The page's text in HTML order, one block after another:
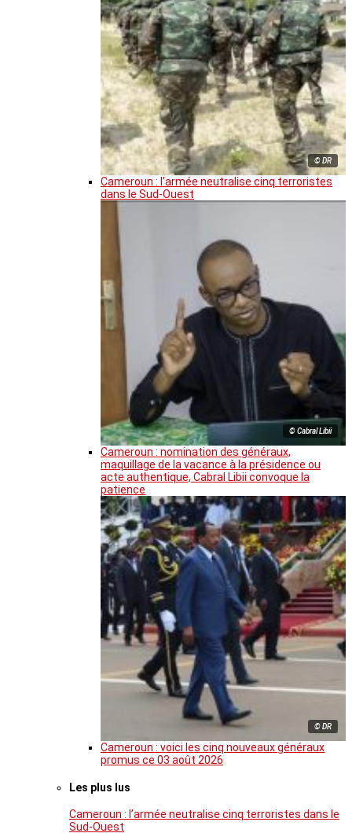
© DR
Cameroun : l’armée neutralise cinq terroristes
dans le Sud-Ouest
© Cabral Libii
Cameroun : nomination des généraux,
maquillage de la vacance à la présidence ou
acte authentique, Cabral Libii convoque la
patience
© DR
Cameroun : voici les cinq nouveaux généraux
promus ce 03 août 2026
Les plus lus
Cameroun : l’armée neutralise cinq terroristes dans le
Sud-Ouest